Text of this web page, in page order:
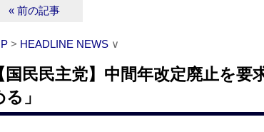
« 前の記事
> HEADLINE NEWS ∨
国民民主党】中間年改定廃止を要
る」